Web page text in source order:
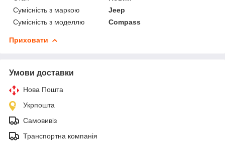
Сумісність з маркою
Jeep
Сумісність з моделлю
Compass
Приховати
Умови доставки
Нова Пошта
Укрпошта
Самовивіз
Транспортна компанія